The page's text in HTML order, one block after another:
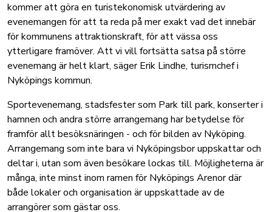
kommer att göra en turistekonomisk utvärdering av
evenemangen för att ta reda på mer exakt vad det innebär
för kommunens attraktionskraft, för att vässa oss
ytterligare framöver. Att vi vill fortsätta satsa på större
evenemang är helt klart, säger Erik Lindhe, turismchef i
Nyköpings kommun.
Sportevenemang, stadsfester som Park till park, konserter i
hamnen och andra större arrangemang har betydelse för
framför allt besöksnäringen - och för bilden av Nyköping.
Arrangemang som inte bara vi Nyköpingsbor uppskattar och
deltar i, utan som även besökare lockas till. Möjligheterna är
många, inte minst inom ramen för Nyköpings Arenor där
både lokaler och organisation är uppskattade av de
arrangörer som gästar oss.